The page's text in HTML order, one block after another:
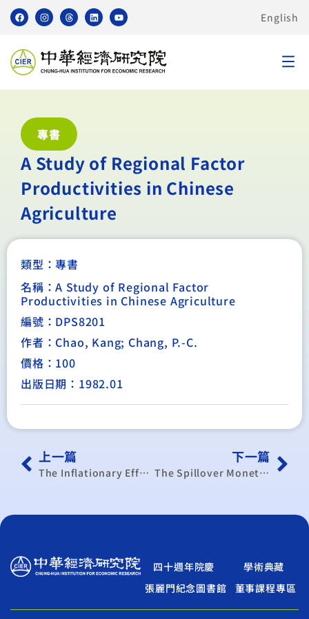
English
專書
A Study of Regional Factor
Productivities in Chinese
Agriculture
類型：專書
名稱：A Study of Regional Factor
Productivities in Chinese Agriculture
編號：DPS8201
作者：Chao, Kang; Chang, P.-C.
價格：100
出版日期：1982.01
上一篇
The Inflationary Effect on the Structure of Trade
下一篇
The Spillover Monetary Effect of Devaluation: a Disequilibrium Interpretation of the Cooper Paradox and the “Revised”
四十週年院慶
學術典藏
張麗門紀念圖書館
董事課程專區